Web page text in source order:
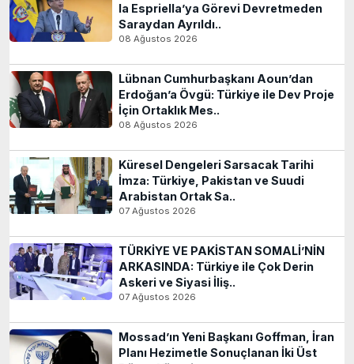
la Espriella’ya Görevi Devretmeden
Saraydan Ayrıldı..
08 Ağustos 2026
Lübnan Cumhurbaşkanı Aoun’dan
Erdoğan’a Övgü: Türkiye ile Dev Proje
İçin Ortaklık Mes..
08 Ağustos 2026
Küresel Dengeleri Sarsacak Tarihi
İmza: Türkiye, Pakistan ve Suudi
Arabistan Ortak Sa..
07 Ağustos 2026
TÜRKİYE VE PAKİSTAN SOMALİ’NİN
ARKASINDA: Türkiye ile Çok Derin
Askeri ve Siyasi İliş..
07 Ağustos 2026
Mossad’ın Yeni Başkanı Goffman, İran
Planı Hezimetle Sonuçlanan İki Üst